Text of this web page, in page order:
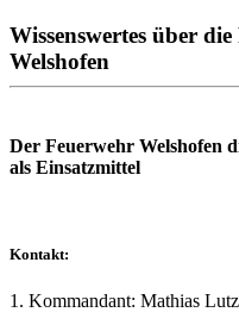
Wissenswertes über
Welshofen
Der Feuerwehr Welshofen
als Einsatzmittel
Kontakt:
1. Kommandant: Mathias Lutz